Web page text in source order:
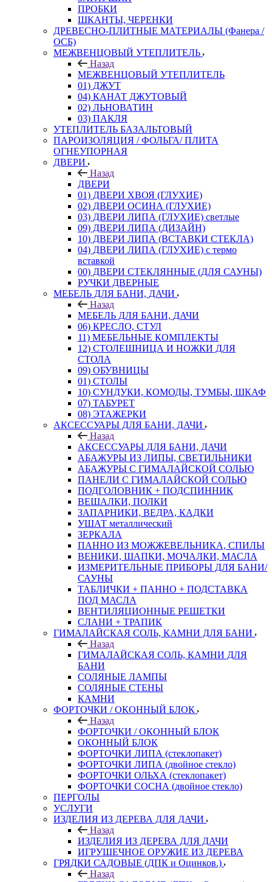
ПРОБКИ
ШКАНТЫ, ЧЕРЕНКИ
ДРЕВЕСНО-ПЛИТНЫЕ МАТЕРИАЛЫ (Фанера /
ОСБ)
МЕЖВЕНЦОВЫЙ УТЕПЛИТЕЛЬ
Назад
МЕЖВЕНЦОВЫЙ УТЕПЛИТЕЛЬ
01) ДЖУТ
04) КАНАТ ДЖУТОВЫЙ
02) ЛЬНОВАТИН
03) ПАКЛЯ
УТЕПЛИТЕЛЬ БАЗАЛЬТОВЫЙ
ПАРОИЗОЛЯЦИЯ / ФОЛЬГА/ ПЛИТА
ОГНЕУПОРНАЯ
ДВЕРИ
Назад
ДВЕРИ
01) ДВЕРИ ХВОЯ (ГЛУХИЕ)
02) ДВЕРИ ОСИНА (ГЛУХИЕ)
03) ДВЕРИ ЛИПА (ГЛУХИЕ) светлые
09) ДВЕРИ ЛИПА (ДИЗАЙН)
10) ДВЕРИ ЛИПА (ВСТАВКИ СТЕКЛА)
04) ДВЕРИ ЛИПА (ГЛУХИЕ) с термо
вставкой
00) ДВЕРИ СТЕКЛЯННЫЕ (ДЛЯ САУНЫ)
РУЧКИ ДВЕРНЫЕ
МЕБЕЛЬ ДЛЯ БАНИ, ДАЧИ
Назад
МЕБЕЛЬ ДЛЯ БАНИ, ДАЧИ
06) КРЕСЛО, СТУЛ
11) МЕБЕЛЬНЫЕ КОМПЛЕКТЫ
12) СТОЛЕШНИЦА И НОЖКИ ДЛЯ
СТОЛА
09) ОБУВНИЦЫ
01) СТОЛЫ
10) СУНДУКИ, КОМОДЫ, ТУМБЫ, ШКАФ
07) ТАБУРЕТ
08) ЭТАЖЕРКИ
АКСЕССУАРЫ ДЛЯ БАНИ, ДАЧИ
Назад
АКСЕССУАРЫ ДЛЯ БАНИ, ДАЧИ
АБАЖУРЫ ИЗ ЛИПЫ, СВЕТИЛЬНИКИ
АБАЖУРЫ С ГИМАЛАЙСКОЙ СОЛЬЮ
ПАНЕЛИ С ГИМАЛАЙСКОЙ СОЛЬЮ
ПОДГОЛОВНИК + ПОДСПИННИК
ВЕШАЛКИ, ПОЛКИ
ЗАПАРНИКИ, ВЕДРА, КАДКИ
УШАТ металлический
ЗЕРКАЛА
ПАННО ИЗ МОЖЖЕВЕЛЬНИКА, СПИЛЫ
ВЕНИКИ, ШАПКИ, МОЧАЛКИ, МАСЛА
ИЗМЕРИТЕЛЬНЫЕ ПРИБОРЫ ДЛЯ БАНИ/
САУНЫ
ТАБЛИЧКИ + ПАННО + ПОДСТАВКА
ПОД МАСЛА
ВЕНТИЛЯЦИОННЫЕ РЕШЕТКИ
СЛАНИ + ТРАПИК
ГИМАЛАЙСКАЯ СОЛЬ, КАМНИ ДЛЯ БАНИ
Назад
ГИМАЛАЙСКАЯ СОЛЬ, КАМНИ ДЛЯ
БАНИ
СОЛЯНЫЕ ЛАМПЫ
СОЛЯНЫЕ СТЕНЫ
КАМНИ
ФОРТОЧКИ / ОКОННЫЙ БЛОК
Назад
ФОРТОЧКИ / ОКОННЫЙ БЛОК
ОКОННЫЙ БЛОК
ФОРТОЧКИ ЛИПА (стеклопакет)
ФОРТОЧКИ ЛИПА (двойное стекло)
ФОРТОЧКИ ОЛЬХА (стеклопакет)
ФОРТОЧКИ СОСНА (двойное стекло)
ПЕРГОЛЫ
УСЛУГИ
ИЗДЕЛИЯ ИЗ ДЕРЕВА ДЛЯ ДАЧИ
Назад
ИЗДЕЛИЯ ИЗ ДЕРЕВА ДЛЯ ДАЧИ
ИГРУШЕЧНОЕ ОРУЖИЕ ИЗ ДЕРЕВА
ГРЯДКИ САДОВЫЕ (ДПК и Оцинков.)
Назад